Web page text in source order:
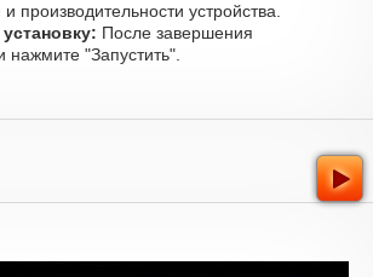
производительности устройства.
После завершения
нажмите "Запустить".